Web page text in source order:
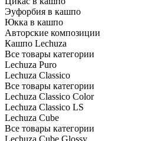
Эуфорбия в кашпо
Юкка в кашпо
Авторские композиции
Кашпо Lechuza
Все товары категории
Lechuza Puro
Lechuza Classico
Все товары категории
Lechuza Classico Color
Lechuza Classico LS
Lechuza Cube
Все товары категории